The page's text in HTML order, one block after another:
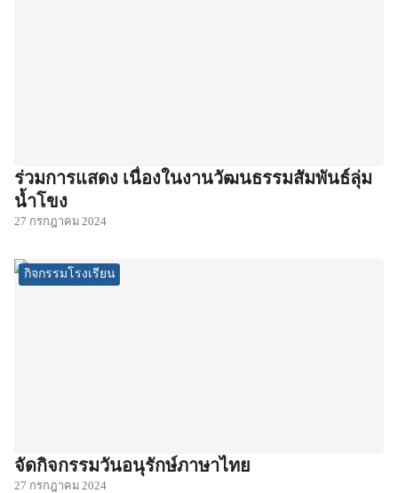
ร่วมการแสดง เนื่องในงานวัฒนธรรมสัมพันธ์ลุ่ม
น้ำโขง
27 กรกฎาคม 2024
กิจกรรมโรงเรียน
จัดกิจกรรมวันอนุรักษ์ภาษาไทย
27 กรกฎาคม 2024